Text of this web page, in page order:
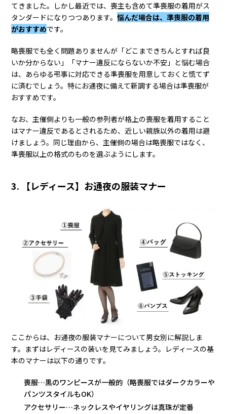
てきました。しかし最近では、喪主も含めて準喪服の着用がス
タンダードになりつつあります。悩んだ場合は、準喪服の着用
がおすすめです。
略喪服でも全く問題ありませんが「どこまできちんとすれば良
いか分からない」「マナー違反にならないか不安」と悩む場合
は、あらゆる弔事に対応できる準喪服を用意しておくと慌てず
に済むでしょう。特にお通夜に備えて新調する場合は準喪服が
おすすめです。
なお、主催側よりも一般の参列者が格上の喪服を着用すること
はマナー違反であるとされるため、近しい親族以外の着用は避
けましょう。同じ理由から、主催側の場合は略喪服ではなく、
準喪服以上の格式のものを選ぶようにします。
3. 【レディース】お通夜の服装マナー
ここからは、お通夜の服装マナーについて男女別に解説しま
す。まずはレディースの装いを見てみましょう。レディースの基
本のマナーは以下の通りです。
喪服…黒のワンピースが一般的（略喪服ではダークカラーや
パンツスタイルもOK）
アクセサリー…ネックレスやイヤリングは真珠が定番